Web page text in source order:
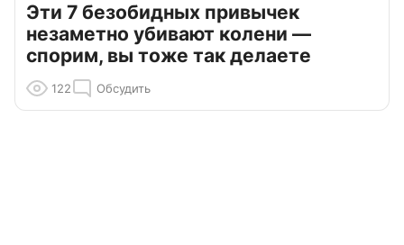
Эти 7 безобидных привычек
незаметно убивают колени —
спорим, вы тоже так делаете
122 Обсудить